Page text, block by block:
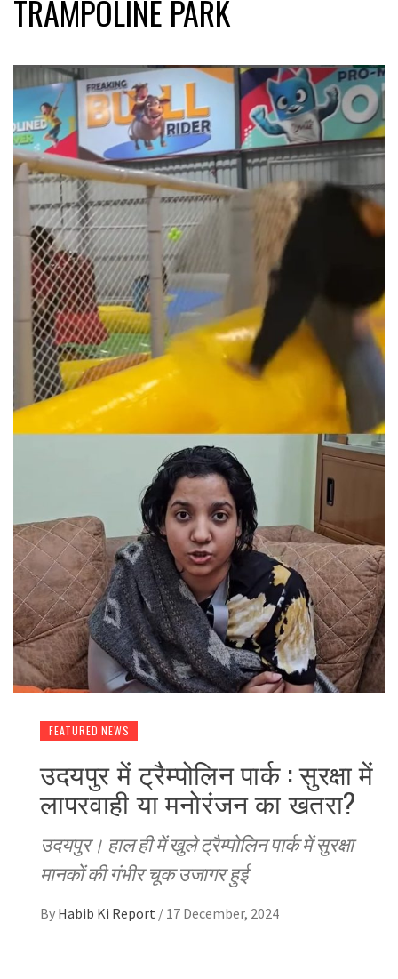
TRAMPOLINE PARK
FEATURED NEWS
उदयपुर में ट्रैम्पोलिन पार्क : सुरक्षा में
लापरवाही या मनोरंजन का खतरा?
उदयपुर। हाल ही में खुले ट्रैम्पोलिन पार्क में सुरक्षा
मानकों की गंभीर चूक उजागर हुई
By Habib Ki Report / 17 December, 2024